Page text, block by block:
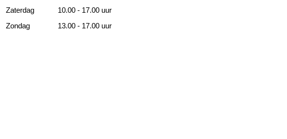
Zaterdag
10.00 - 17.00 uur
Zondag
13.00 - 17.00 uur